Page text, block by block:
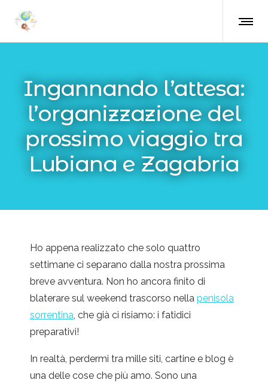
Ingannando l’attesa:
l’organizzazione del
prossimo viaggio tra
Lubiana e Zagabria
Ho appena realizzato che solo quattro
settimane ci separano dalla nostra prossima
breve avventura. Non ho ancora finito di
blaterare sul weekend trascorso nella penisola
sorrentina, che già ci risiamo: i fatidici
preparativi!
In realtà, perdermi tra mille siti, cartine e blog è
una delle cose che più amo. Sono una